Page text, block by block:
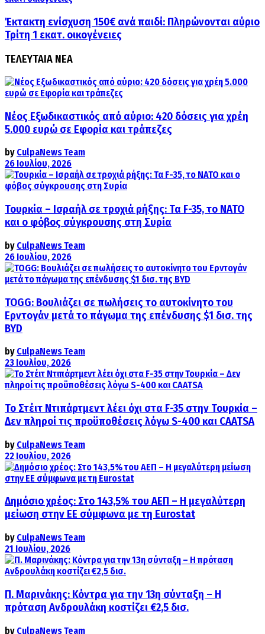
Έκτακτη ενίσχυση 150€ ανά παιδί: Πληρώνονται αύριο
Τρίτη 1 εκατ. οικογένειες
ΤΕΛΕΥΤΑΙΑ ΝΕΑ
Νέος Εξωδικαστικός από αύριο: 420 δόσεις για χρέη
5.000 ευρώ σε Εφορία και τράπεζες
by CulpaNews Team
26 Ιουλίου, 2026
Τουρκία – Ισραήλ σε τροχιά ρήξης: Τα F-35, το ΝΑΤΟ
και ο φόβος σύγκρουσης στη Συρία
by CulpaNews Team
26 Ιουλίου, 2026
TOGG: Βουλιάζει σε πωλήσεις το αυτοκίνητο του
Ερντογάν μετά το πάγωμα της επένδυσης $1 δισ. της
BYD
by CulpaNews Team
23 Ιουλίου, 2026
Το Στέιτ Ντιπάρτμεντ λέει όχι στα F-35 στην Τουρκία –
Δεν πληροί τις προϋποθέσεις λόγω S-400 και CAATSA
by CulpaNews Team
22 Ιουλίου, 2026
Δημόσιο χρέος: Στο 143,5% του ΑΕΠ – Η μεγαλύτερη
μείωση στην ΕΕ σύμφωνα με τη Eurostat
by CulpaNews Team
21 Ιουλίου, 2026
Π. Μαρινάκης: Κόντρα για την 13η σύνταξη – Η
πρόταση Ανδρουλάκη κοστίζει €2,5 δισ.
by CulpaNews Team